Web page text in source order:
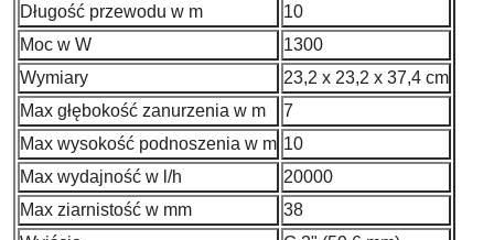
Długość przewodu w m
10
Moc w W
1300
Wymiary
23,2 x 23,2 x 37,4 cm
Max głębokość zanurzenia w m
7
Max wysokość podnoszenia w m 10
Max wydajność w l/h
20000
Max ziarnistość w mm
38